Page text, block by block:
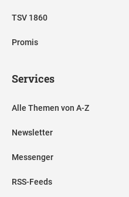
TSV 1860
Promis
Services
Alle Themen von A-Z
Newsletter
Messenger
RSS-Feeds